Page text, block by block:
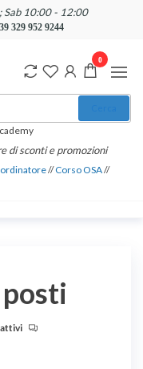
Sab 10:00 - 12:00
329 952 9244
di sconti e promozioni
//Corso OSA//
0